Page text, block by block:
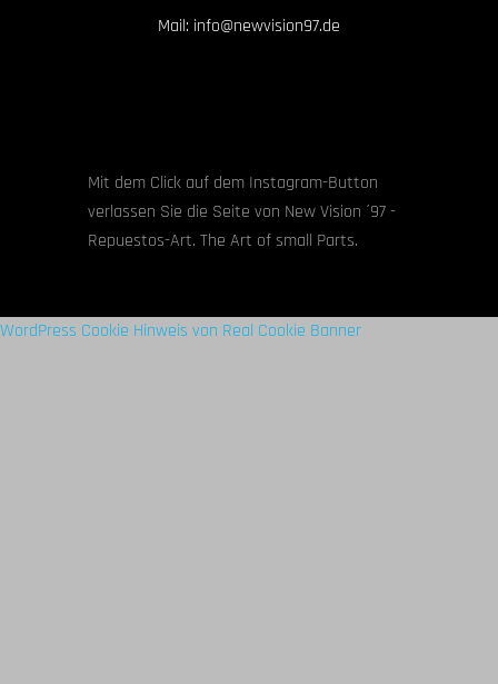
Mail: info@newvision97.de
Mit dem Click auf dem Instagram-Button
verlassen Sie die Seite von New Vision ´97 -
Repuestos-Art. The Art of small Parts.
WordPress Cookie Hinweis von Real Cookie Banner